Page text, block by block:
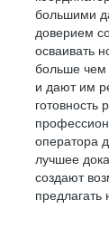
большими
доверием
осваивать
больше чем
и дают им
готовность
оператора
лучшее
создают
предлагать